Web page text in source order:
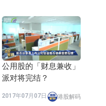
公用股的「财息兼收」
派对将完结？
2017年07月07日 港股解码